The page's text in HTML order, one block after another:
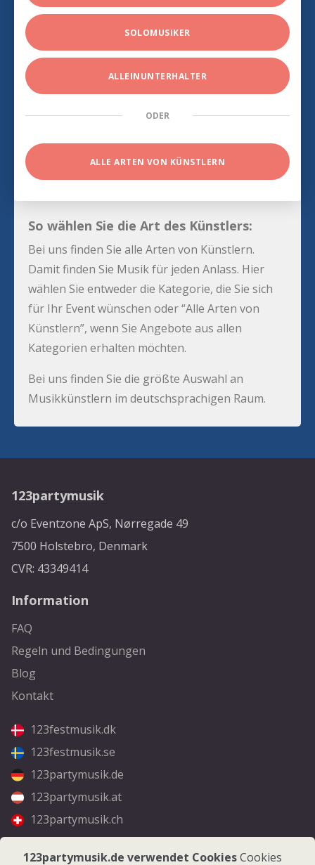
SOLOMUSIKER
ALLEINUNTERHALTER
ODER
ALLE ARTEN VON KÜNSTLERN
So wählen Sie die Art des Künstlers:
Bei uns finden Sie alle Arten von Künstlern.
Damit finden Sie Musik für jeden Anlass. Hier
wählen Sie entweder die Kategorie, die Sie sich
für Ihr Event wünschen oder “Alle Arten von
Künstlern”, wenn Sie Angebote aus allen
Kategorien erhalten möchten.
Bei uns finden Sie die größte Auswahl an
Musikkünstlern im deutschsprachigen Raum.
123partymusik
c/o Eventzone ApS, Nørregade 49
7500 Holstebro, Denmark
CVR: 43349414
Information
FAQ
Regeln und Bedingungen
Blog
Kontakt
123festmusik.dk
123festmusik.se
123partymusik.de
123partymusik.at
123partymusik.ch
Folgen Sie uns
123partymusik.de verwendet CookiesCookies